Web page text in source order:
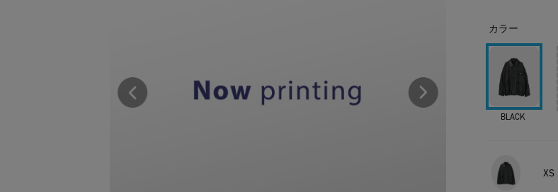
カラー
BLACK
XS